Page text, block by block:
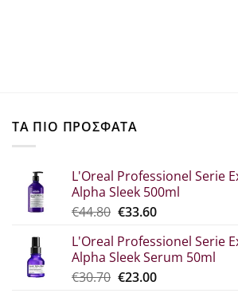
ΤΑ ΠΙΟ ΠΡΟΣΦΑΤΑ
L'Oreal Professionel Serie
Alpha Sleek 500ml
€44.80 Original
was:
€44.80.
€33.60Η
τιμή
είναι:
€33.60.
L'Oreal Professionel Serie
Alpha Sleek Serum 50ml
€30.70 Original
€23.00Η